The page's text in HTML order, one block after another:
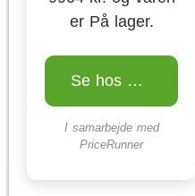
er På lager.
Se hos CompuMail
I samarbejde med
PriceRunner